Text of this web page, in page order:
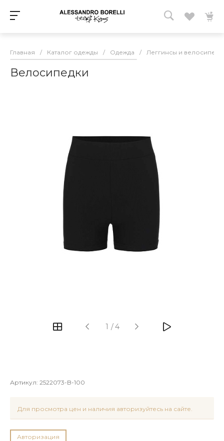
Главная / Каталог одежды / Одежда / Леггинсы и
Велосипедки
1 /4
Артикул: 2522073-B-100
Для просмотра цен и наличия авторизуйтесь на сайте.
Авторизация